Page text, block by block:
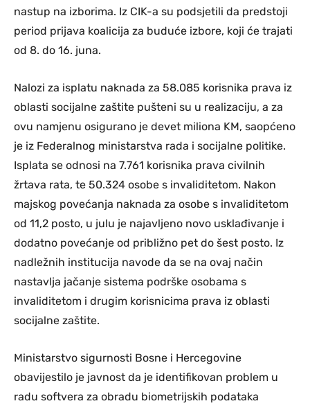
nastup na izborima. Iz CIK-a su podsjetili da predstoji
period prijava koalicija za buduće izbore, koji će trajati
od 8. do 16. juna.
Nalozi za isplatu naknada za 58.085 korisnika prava iz
oblasti socijalne zaštite pušteni su u realizaciju, a za
ovu namjenu osigurano je devet miliona KM, saopćeno
je iz Federalnog ministarstva rada i socijalne politike.
Isplata se odnosi na 7.761 korisnika prava civilnih
žrtava rata, te 50.324 osobe s invaliditetom. Nakon
majskog povećanja naknada za osobe s invaliditetom
od 11,2 posto, u julu je najavljeno novo usklađivanje i
dodatno povećanje od približno pet do šest posto. Iz
nadležnih institucija navode da se na ovaj način
nastavlja jačanje sistema podrške osobama s
invaliditetom i drugim korisnicima prava iz oblasti
socijalne zaštite.
Ministarstvo sigurnosti Bosne i Hercegovine
obavijestilo je javnost da je identifikovan problem u
radu softvera za obradu biometrijskih podataka